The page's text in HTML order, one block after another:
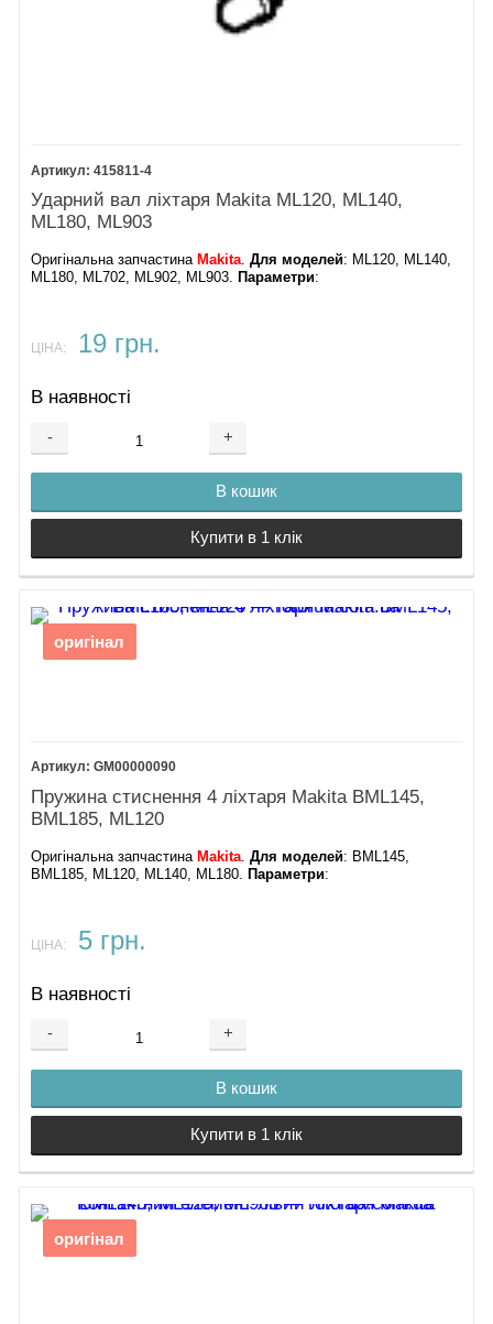
415811-4
Ударний вал ліхтаря Makita ML120, ML140,
ML180, ML903
Оригінальна запчастина Makita.Для моделей: ML120, ML140,
ML180, ML702, ML902, ML903. Параметри:
ЦІНА: 19 грн.
В наявності
- +
В кошик
Купити в 1 клік
оригінал
GM00000090
Пружина стиснення 4 ліхтаря Makita BML145,
BML185, ML120
Оригінальна запчастина Makita .Для моделей: BML145,
BML185, ML120, ML140, ML180.
Параметри:
ЦІНА: 5 грн.
В наявності
- +
В кошик
Купити в 1 клік
оригінал